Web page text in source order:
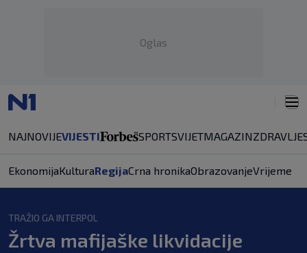
Oglas
NAJNOVIJEVIJESTI SPORTSVIJETMAGAZINZDRAVLJE
EkonomijaKulturaRegijaCrna hronikaObrazovanjeVrijeme
TRAŽIO GA INTERPOL
Žrtva mafijaške likvidacije